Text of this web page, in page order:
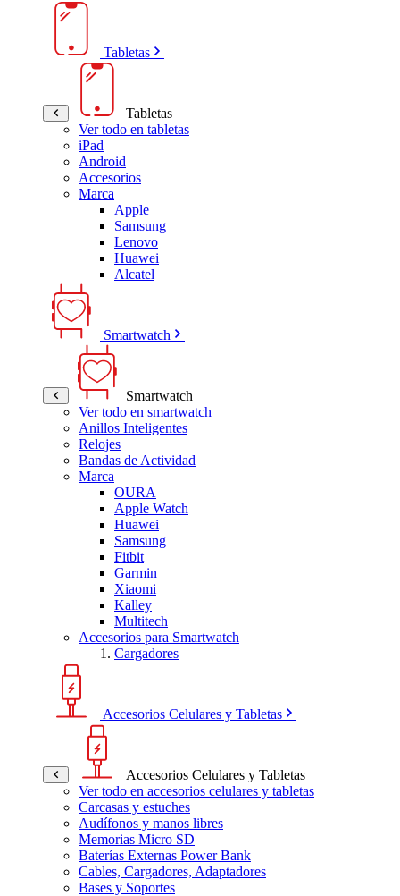
Tabletas
Tabletas
Ver todo en tabletas
iPad
Android
Accesorios
Marca
Apple
Samsung
Lenovo
Huawei
Alcatel
Smartwatch
Smartwatch
Ver todo en smartwatch
Anillos Inteligentes
Relojes
Bandas de Actividad
Marca
OURA
Apple Watch
Huawei
Samsung
Fitbit
Garmin
Xiaomi
Kalley
Multitech
Accesorios para Smartwatch
Cargadores
Accesorios Celulares y Tabletas
Accesorios Celulares y Tabletas
Ver todo en accesorios celulares y tabletas
Carcasas y estuches
Audífonos y manos libres
Memorias Micro SD
Baterías Externas Power Bank
Cables, Cargadores, Adaptadores
Bases y Soportes